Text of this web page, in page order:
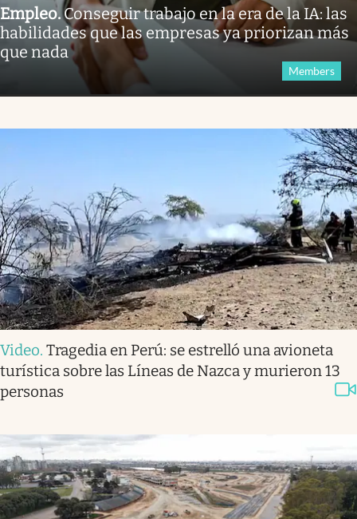
Empleo.Conseguir trabajo en la era de la IA: las
habilidades que las empresas ya priorizan más
que nada
Members
Video. Tragedia en Perú: se estrelló una avioneta
turística sobre las Líneas de Nazca y murieron 13
personas